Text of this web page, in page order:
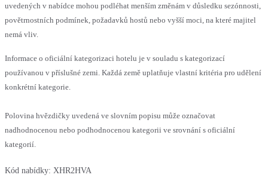
uvedených v nabídce mohou podléhat menším změnám v důsledku sezónnosti,
povětrnostních podmínek, požadavků hostů nebo vyšší moci, na které majitel
nemá vliv.
Informace o oficiální kategorizaci hotelu je v souladu s kategorizací
používanou v příslušné zemi. Každá země uplatňuje vlastní kritéria pro udělení
konkrétní kategorie.
Polovina hvězdičky uvedená ve slovním popisu může označovat
nadhodnocenou nebo podhodnocenou kategorii ve srovnání s oficiální
kategorií.
Kód nabídky: XHR2HVA